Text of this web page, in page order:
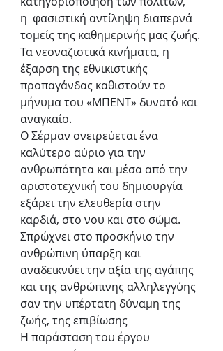
η  φασιστική αντίληψη διαπερνά
τομείς της καθημερινής μας ζωής.
Τα νεοναζιστικά κινήματα, η
έξαρση της εθνικιστικής
προπαγάνδας καθιστούν το
μήνυμα του «ΜΠΕΝΤ» δυνατό και
αναγκαίο.
Ο Σέρμαν ονειρεύεται ένα
καλύτερο αύριο για την
ανθρωπότητα και μέσα από την
αριστοτεχνική του δημιουργία
εξάρει την ελευθερία στην
καρδιά, στο νου και στο σώμα.
Σπρώχνει στο προσκήνιο την
ανθρώπινη ύπαρξη και
αναδεικνύει την αξία της αγάπης
και της ανθρώπινης αλληλεγγύης
σαν την υπέρτατη δύναμη της
ζωής, της επιβίωσης
Η παράσταση του έργου